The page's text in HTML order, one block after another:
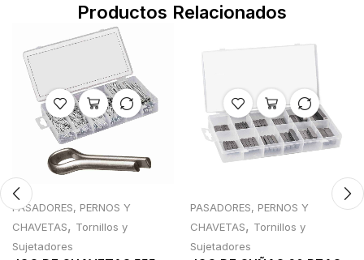
Productos Relacionados
PASADORES, PERNOS Y
CHAVETAS, Tornillos y
Sujetadores
PASADORES, PERNOS Y
CHAVETAS, Tornillos y
Sujetadores